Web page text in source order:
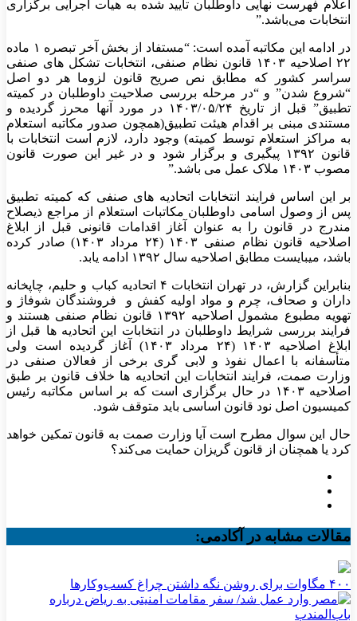
اعلام فهرست نهایی داوطلبان تایید شده به هیات اجرایی برگزاری
انتخابات می‌باشد.”
در ادامه این مکاتبه آمده است: “مستفاد از بخش آخر تبصره ۱ ماده
۲۲ اصلاحیه ۱۴۰۳ قانون نظام صنفی، انتخابات تشکل های صنفی
سراسر کشور که مطابق نص صریح قانون لزوما هر دو اصل
“شروع شدن” و “در مرحله بررسی صلاحیت داوطلبان در کمیته
تطبیق” قبل از تاریخ ۱۴۰۳/۰۵/۲۴ در مورد آنها محرز گردیده و
مستندی مبنی بر اقدام هیئت تطبیق(همچون صدور مکاتبه استعلام
به مراکز استعلام توسط کمیته) وجود دارد، لازم است انتخابات با
قانون ۱۳۹۲ پیگیری و برگزار شود و در غیر این صورت قانون
مصوب ۱۴۰۳ ملاک عمل می باشد.”
بر این اساس فرایند انتخابات اتحادیه های صنفی که کمیته تطبیق
پس از وصول اسامی داوطلبان مکاتبات استعلام از مراجع ذیصلاح
مندرج در قانون را به عنوان آغاز اقدامات قانونی قبل از ابلاغ
اصلاحیه قانون نظام صنفی ۱۴۰۳ (۲۴ مرداد ۱۴۰۳) صادر کرده
باشد، میبایست مطابق اصلاحیه سال ۱۳۹۲ ادامه یابد.
بنابراین گزارش، در تهران انتخابات ۴ اتحادیه کباب و حلیم، چاپخانه
داران و صحاف، چرم و مواد اولیه کفش و فروشندگان شوفاژ و
تهویه مطبوع مشمول اصلاحیه ۱۳۹۲ قانون نظام صنفی هستند و
فرایند بررسی شرایط داوطلبان در انتخابات این اتحادیه ها قبل از
ابلاغ اصلاحیه ۱۴۰۳ (۲۴ مرداد ۱۴۰۳) آغاز گردیده است ولی
متأسفانه با اعمال نفوذ و لابی گری برخی از فعالان صنفی در
وزارت صمت، فرایند انتخابات این اتحادیه ها خلاف قانون بر طبق
اصلاحیه ۱۴۰۳ در حال برگزاری است که بر اساس مکاتبه رئیس
کمیسیون اصل نود قانون اساسی باید متوقف شود.
حال این سوال مطرح است آیا وزارت صمت به قانون تمکین خواهد
کرد یا همچنان از قانون گریزان حمایت می‌کند؟
مقالات مشابه در آکادمی:
۴۰۰ مگاوات برای روشن نگه داشتن چراغ کسب‌وکار‌ها